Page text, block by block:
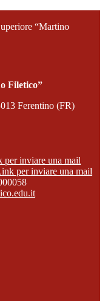
“Martino
Filetico”
Ferentino (FR)
per inviare una mail
per inviare una mail